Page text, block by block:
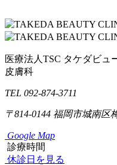
医療法人TSC タケダビュ
皮膚科
TEL 092-874-3711
〒814-0144 福岡市城南区
Google Map
診療時間
休診日を見る